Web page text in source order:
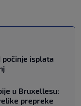
počinje isplata
u Bruxellesu:
prepreke